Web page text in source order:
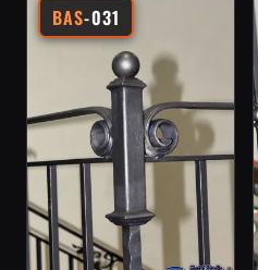
BAS-031